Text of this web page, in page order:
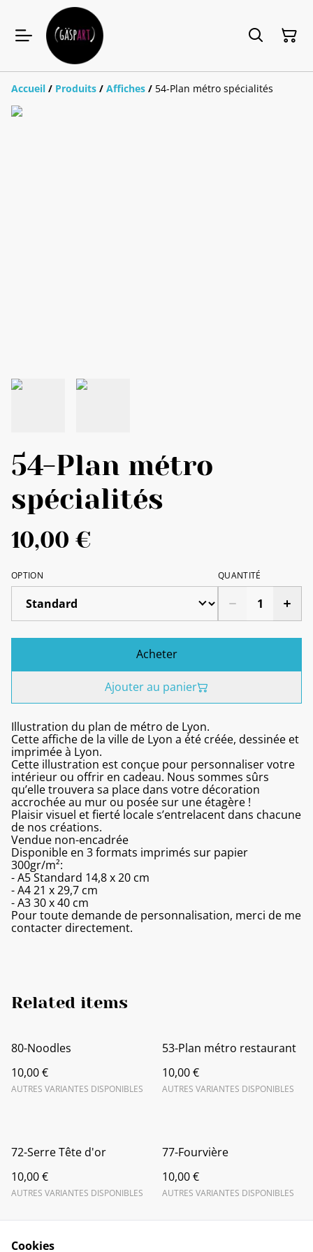
Accueil / Produits / Affiches / 54-Plan métro spécialités
54-Plan métro
spécialités
10,00 €
OPTION QUANTITÉ
Acheter
Ajouter au panier
Illustration du plan de métro de Lyon.
Cette affiche de la ville de Lyon a été créée, dessinée et
imprimée à Lyon.
Cette illustration est conçue pour personnaliser votre
intérieur ou offrir en cadeau. Nous sommes sûrs
qu’elle trouvera sa place dans votre décoration
accrochée au mur ou posée sur une étagère !
Plaisir visuel et fierté locale s’entrelacent dans chacune
de nos créations.
Vendue non-encadrée
Disponible en 3 formats imprimés sur papier
300gr/m²:
- A5 Standard 14,8 x 20 cm
- A4 21 x 29,7 cm
- A3 30 x 40 cm
Pour toute demande de personnalisation, merci de me
contacter directement.
Related items
80-Noodles
10,00 €
AUTRES VARIANTES DISPONIBLES
53-Plan métro restaurant
10,00 €
AUTRES VARIANTES DISPONIBLES
72-Serre Tête d'or
10,00 €
AUTRES VARIANTES DISPONIBLES
77-Fourvière
10,00 €
AUTRES VARIANTES DISPONIBLES
Cookies